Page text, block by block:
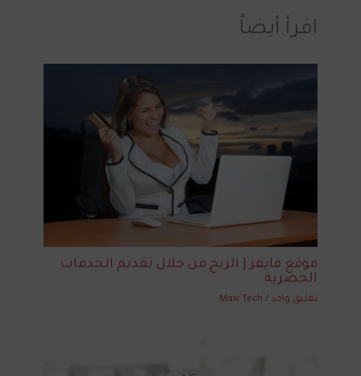
اقرأ أيضاً
موقع فايفر | الربح من خلال تقديم الخدمات
الحصرية
تعليق واحد /
Maxi Tech